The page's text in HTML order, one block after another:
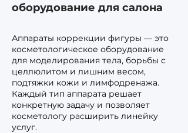
оборудование для салона
Аппараты коррекции фигуры — это
косметологическое оборудование
для моделирования тела, борьбы с
целлюлитом и лишним весом,
подтяжки кожи и лимфодренажа.
Каждый тип аппарата решает
конкретную задачу и позволяет
косметологу расширить линейку
услуг.